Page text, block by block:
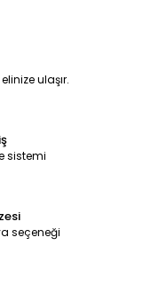
ulaşır.
sistemi
seçeneği